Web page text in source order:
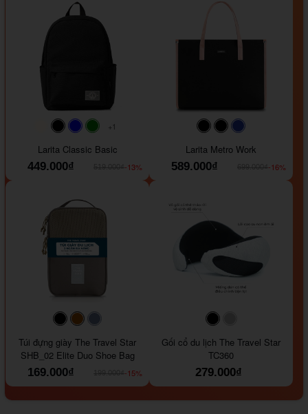
#faf0e6#000000#0000FF
+1
Larita Classic Basic
449.000₫
-13%
#000000#000000
Larita Metro Work
589.000₫
-16%
#000000#964B00
Túi đựng giày The Travel Star
SHB_02 Elite Duo Shoe Bag
169.000₫
-15%
Gối cổ du lịch The Travel Star
TC360
279.000₫